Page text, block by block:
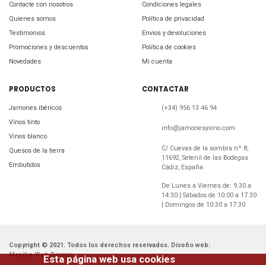
Esta página web usa cookies
Contacte con nosotros
Quienes somos
Testimonios
Promociones y descuentos
Novedades
Condiciones legales
Política de privacidad
Envios y devoluciones
Política de cookies
Mi cuenta
PRODUCTOS
Jamones ibéricos
Vinos tinto
Vinos blanco
Quesos de la tierra
Embutidos
CONTACTAR
(+34) 956 13 46 94
info@jamonesyvino.com
C/ Cuevas de la sombra nº 8,
11692, Setenil de las Bodegas
Cádiz, España
De Lunes a Viernes de: 9.30 a
14:30 | Sábados de 10:00 a 17:30
| Domingos de 10:30 a 17:30
Copyright © 2021. Todos los derechos reservados. Diseño web:
Manilva Web Design